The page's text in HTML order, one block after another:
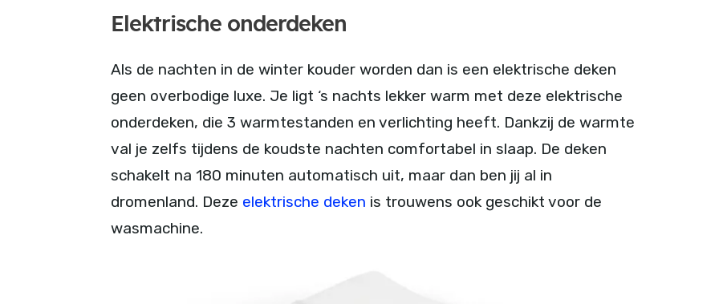
Elektrische onderdeken
Als de nachten in de winter kouder worden dan is een elektrische deken
geen overbodige luxe. Je ligt ‘s nachts lekker warm met deze elektrische
onderdeken, die 3 warmtestanden en verlichting heeft. Dankzij de warmte
val je zelfs tijdens de koudste nachten comfortabel in slaap. De deken
schakelt na 180 minuten automatisch uit, maar dan ben jij al in
dromenland. Deze elektrische deken is trouwens ook geschikt voor de
wasmachine.